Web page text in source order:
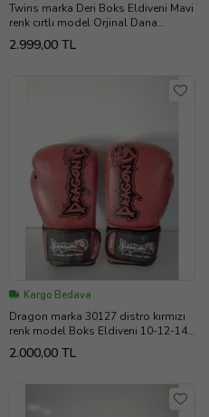
Twins marka Deri Boks Eldiveni Mavi
renk cırtlı model Orjinal Dana
derisidir İTHAL ÜRÜNDÜR
profesyonel sporcular için
2.999,00 TL
Kargo Bedava
Dragon marka 30127 distro kırmızı
renk model Boks Eldiveni 10-12-14
oz büyüklükte Orjinal
2.000,00 TL